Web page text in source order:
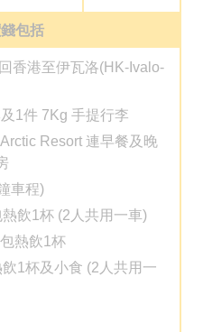
包括
香港至伊瓦洛(HK-Ivalo-
1件 7Kg 手提行李
Resort 連早餐及晚
車程)
飲1杯 (2人共用一車)
熱飲1杯
1杯及小食 (2人共用一